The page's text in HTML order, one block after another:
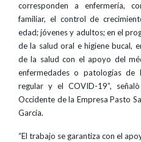
corresponden a enfermería,
familiar, el control de
edad; jóvenes y adultos; en el
de la salud oral e higiene bucal,
de la salud con el apoyo del
enfermedades o patologías de
regular y el COVID-19”,
Occidente de la Empresa Pasto
García.
“El trabajo se garantiza con el